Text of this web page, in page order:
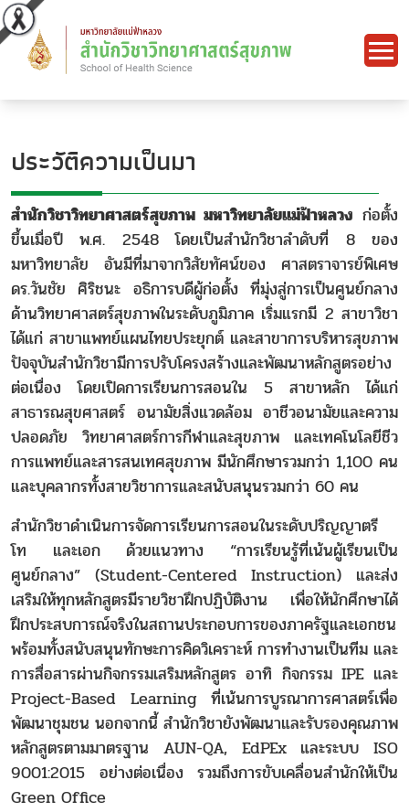
ประวัติความเป็นมา
สำนักวิชาวิทยาศาสตร์สุขภาพ มหาวิทยาลัยแม่ฟ้าหลวง ก่อตั้ง
ขึ้นเมื่อปี พ.ศ. 2548 โดยเป็นสำนักวิชาลำดับที่ 8 ของ
มหาวิทยาลัย อันมีที่มาจากวิสัยทัศน์ของ ศาสตราจารย์พิเศษ
ดร.วันชัย ศิริชนะ อธิการบดีผู้ก่อตั้ง ที่มุ่งสู่การเป็นศูนย์กลาง
ด้านวิทยาศาสตร์สุขภาพในระดับภูมิภาค เริ่มแรกมี 2 สาขาวิชา
ได้แก่ สาขาแพทย์แผนไทยประยุกต์ และสาขาการบริหารสุขภาพ
ปัจจุบันสำนักวิชามีการปรับโครงสร้างและพัฒนาหลักสูตรอย่าง
ต่อเนื่อง โดยเปิดการเรียนการสอนใน 5 สาขาหลัก ได้แก่
สาธารณสุขศาสตร์ อนามัยสิ่งแวดล้อม อาชีวอนามัยและความ
ปลอดภัย วิทยาศาสตร์การกีฬาและสุขภาพ และเทคโนโลยีชีว
การแพทย์และสารสนเทศสุขภาพ มีนักศึกษารวมกว่า 1,100 คน
และบุคลากรทั้งสายวิชาการและสนับสนุนรวมกว่า 60 คน
สำนักวิชาดำเนินการจัดการเรียนการสอนในระดับปริญญาตรี
โท และเอก ด้วยแนวทาง “การเรียนรู้ที่เน้นผู้เรียนเป็น
ศูนย์กลาง” (Student-Centered Instruction) และส่ง
เสริมให้ทุกหลักสูตรมีรายวิชาฝึกปฏิบัติงาน เพื่อให้นักศึกษาได้
ฝึกประสบการณ์จริงในสถานประกอบการของภาครัฐและเอกชน
พร้อมทั้งสนับสนุนทักษะการคิดวิเคราะห์ การทำงานเป็นทีม และ
การสื่อสารผ่านกิจกรรมเสริมหลักสูตร อาทิ กิจกรรม IPE และ
Project-Based Learning ที่เน้นการบูรณาการศาสตร์เพื่อ
พัฒนาชุมชน นอกจากนี้ สำนักวิชายังพัฒนาและรับรองคุณภาพ
หลักสูตรตามมาตรฐาน AUN-QA, EdPEx และระบบ ISO
9001:2015 อย่างต่อเนื่อง รวมถึงการขับเคลื่อนสำนักให้เป็น
Green Office